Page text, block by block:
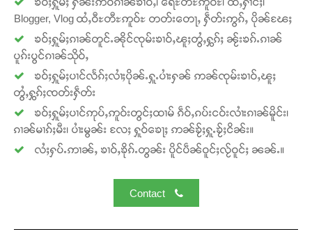
Blogger, Vlog ထႆႇဝီႊတီႊဢူဝ်ႊ တတ်းတေႃႇ ႁဵတ်းဢွၵ်ႇ ပိုၼ်ၽႄႈ
ၶဝ်ႈႁူမ်ႈၵၢၼ်တူင်ႉၼိုင်ၸုမ်းၶၢဝ်ႇၽူႈတွႆႇႁွၵ်ႈ ၼႂ်းၶၵ်ႉၵၢၼ်
ပူၵ်းပွင်ၵၢၼ်သိုဝ်ႇ
ၶဝ်ႈႁူမ်ႈပၢင်လႅၵ်ႈလၢႆႈပိုၼ်ႉႁူႉပၢႆးႁၼ် ဢၼ်ၸုမ်းၶၢဝ်ႇၽူႈ
တွႆႇႁွၵ်ႈၸတ်းႁဵတ်း
ၶဝ်ႈႁူမ်ႈပၢင်ဢုပ်ႇဢူဝ်းတွင်ႈထၢမ် ၵဵဝ်ႇၵပ်းငဝ်းလၢႆးၵၢၼ်မိူင်း၊
ၵၢၼ်မၢၵ်ႈမီး၊ ပၢႆးမွၼ်း လႄႈ ႁူဝ်ၶေႃႈ ဢၼ်ၶႂ်ႈႁူႉၶႂ်ႈငိၼ်း။
လႆႈႁပ်ႉဢၢၼ်ႇ ၶၢဝ်ႇၶိုၵ်ႉတွၼ်း ပိူင်ပဵၼ်ဝူင်ႈလႂ်ဝူင်ႈ ၼၼ်ႉ။
Contact